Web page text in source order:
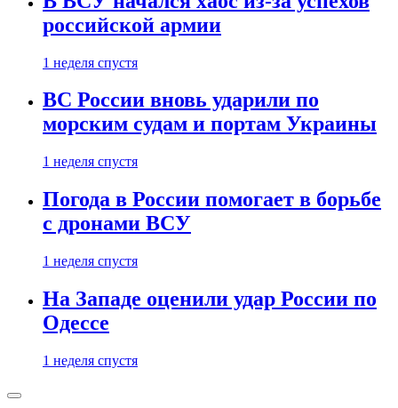
российской армии
1 неделя спустя
ВС России вновь ударили по
морским судам и портам Украины
1 неделя спустя
Погода в России помогает в борьбе
с дронами ВСУ
1 неделя спустя
На Западе оценили удар России по
Одессе
1 неделя спустя